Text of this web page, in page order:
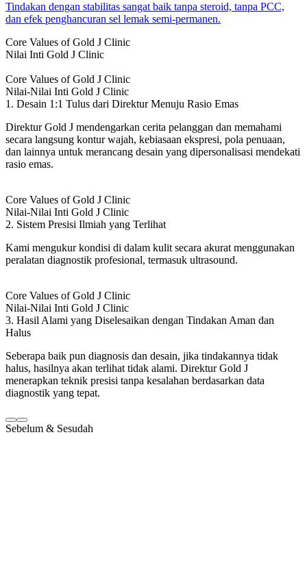
Tindakan dengan stabilitas sangat baik tanpa steroid, tanpa PCC,
dan efek penghancuran sel lemak semi-permanen.
Core Values of Gold J Clinic
Nilai Inti Gold J Clinic
Core Values of Gold J Clinic
Nilai-Nilai Inti Gold J Clinic
1. Desain 1:1 Tulus dari Direktur Menuju Rasio Emas
Direktur Gold J mendengarkan cerita pelanggan dan memahami
secara langsung kontur wajah, kebiasaan ekspresi, pola penuaan,
dan lainnya untuk merancang desain yang dipersonalisasi mendekati
rasio emas.
Core Values of Gold J Clinic
Nilai-Nilai Inti Gold J Clinic
2. Sistem Presisi Ilmiah yang Terlihat
Kami mengukur kondisi di dalam kulit secara akurat menggunakan
peralatan diagnostik profesional, termasuk ultrasound.
Core Values of Gold J Clinic
Nilai-Nilai Inti Gold J Clinic
3. Hasil Alami yang Diselesaikan dengan Tindakan Aman dan
Halus
Seberapa baik pun diagnosis dan desain, jika tindakannya tidak
halus, hasilnya akan terlihat tidak alami. Direktur Gold J
menerapkan teknik presisi tanpa kesalahan berdasarkan data
diagnostik yang tepat.
Sebelum & Sesudah